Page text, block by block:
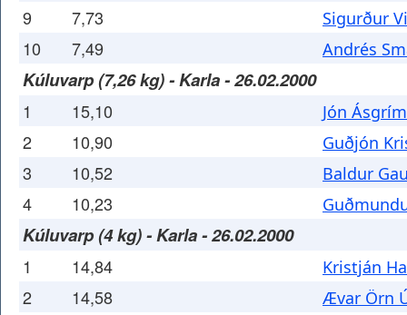
9 7,73 Sigurður
10 7,49 Andrés
Kúluvarp (7,26 kg) - Karla - 26.02.2000
1 15,10 Jón
2 10,90 Guðjón
3 10,52 Baldur
4 10,23
Kúluvarp (4 kg) - Karla - 26.02.2000
1 14,84 Kristján
2 14,58 Ævar Örn